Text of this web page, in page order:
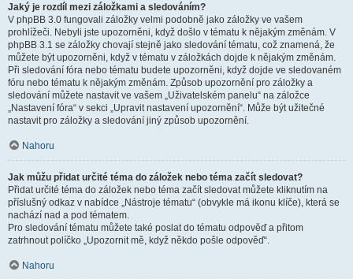
Jaký je rozdíl mezi záložkami a sledováním?
V phpBB 3.0 fungovali záložky velmi podobně jako záložky ve vašem
prohlížeči. Nebyli jste upozorněni, když došlo v tématu k nějakým změnám. V
phpBB 3.1 se záložky chovají stejně jako sledování tématu, což znamená, že
můžete být upozorněni, když v tématu v záložkách dojde k nějakým změnám.
Při sledování fóra nebo tématu budete upozorněni, když dojde ve sledovaném
fóru nebo tématu k nějakým změnám. Způsob upozornění pro záložky a
sledování můžete nastavit ve vašem „Uživatelském panelu“ na záložce
„Nastavení fóra“ v sekci „Upravit nastavení upozornění“. Může být užitečné
nastavit pro záložky a sledování jiný způsob upozornění.
Nahoru
Jak můžu přidat určité téma do záložek nebo téma začít sledovat?
Přidat určité téma do záložek nebo téma začít sledovat můžete kliknutím na
příslušný odkaz v nabídce „Nástroje tématu“ (obvykle má ikonu klíče), která se
nachází nad a pod tématem.
Pro sledování tématu můžete také poslat do tématu odpověď a přitom
zatrhnout políčko „Upozornit mě, když někdo pošle odpověď“.
Nahoru